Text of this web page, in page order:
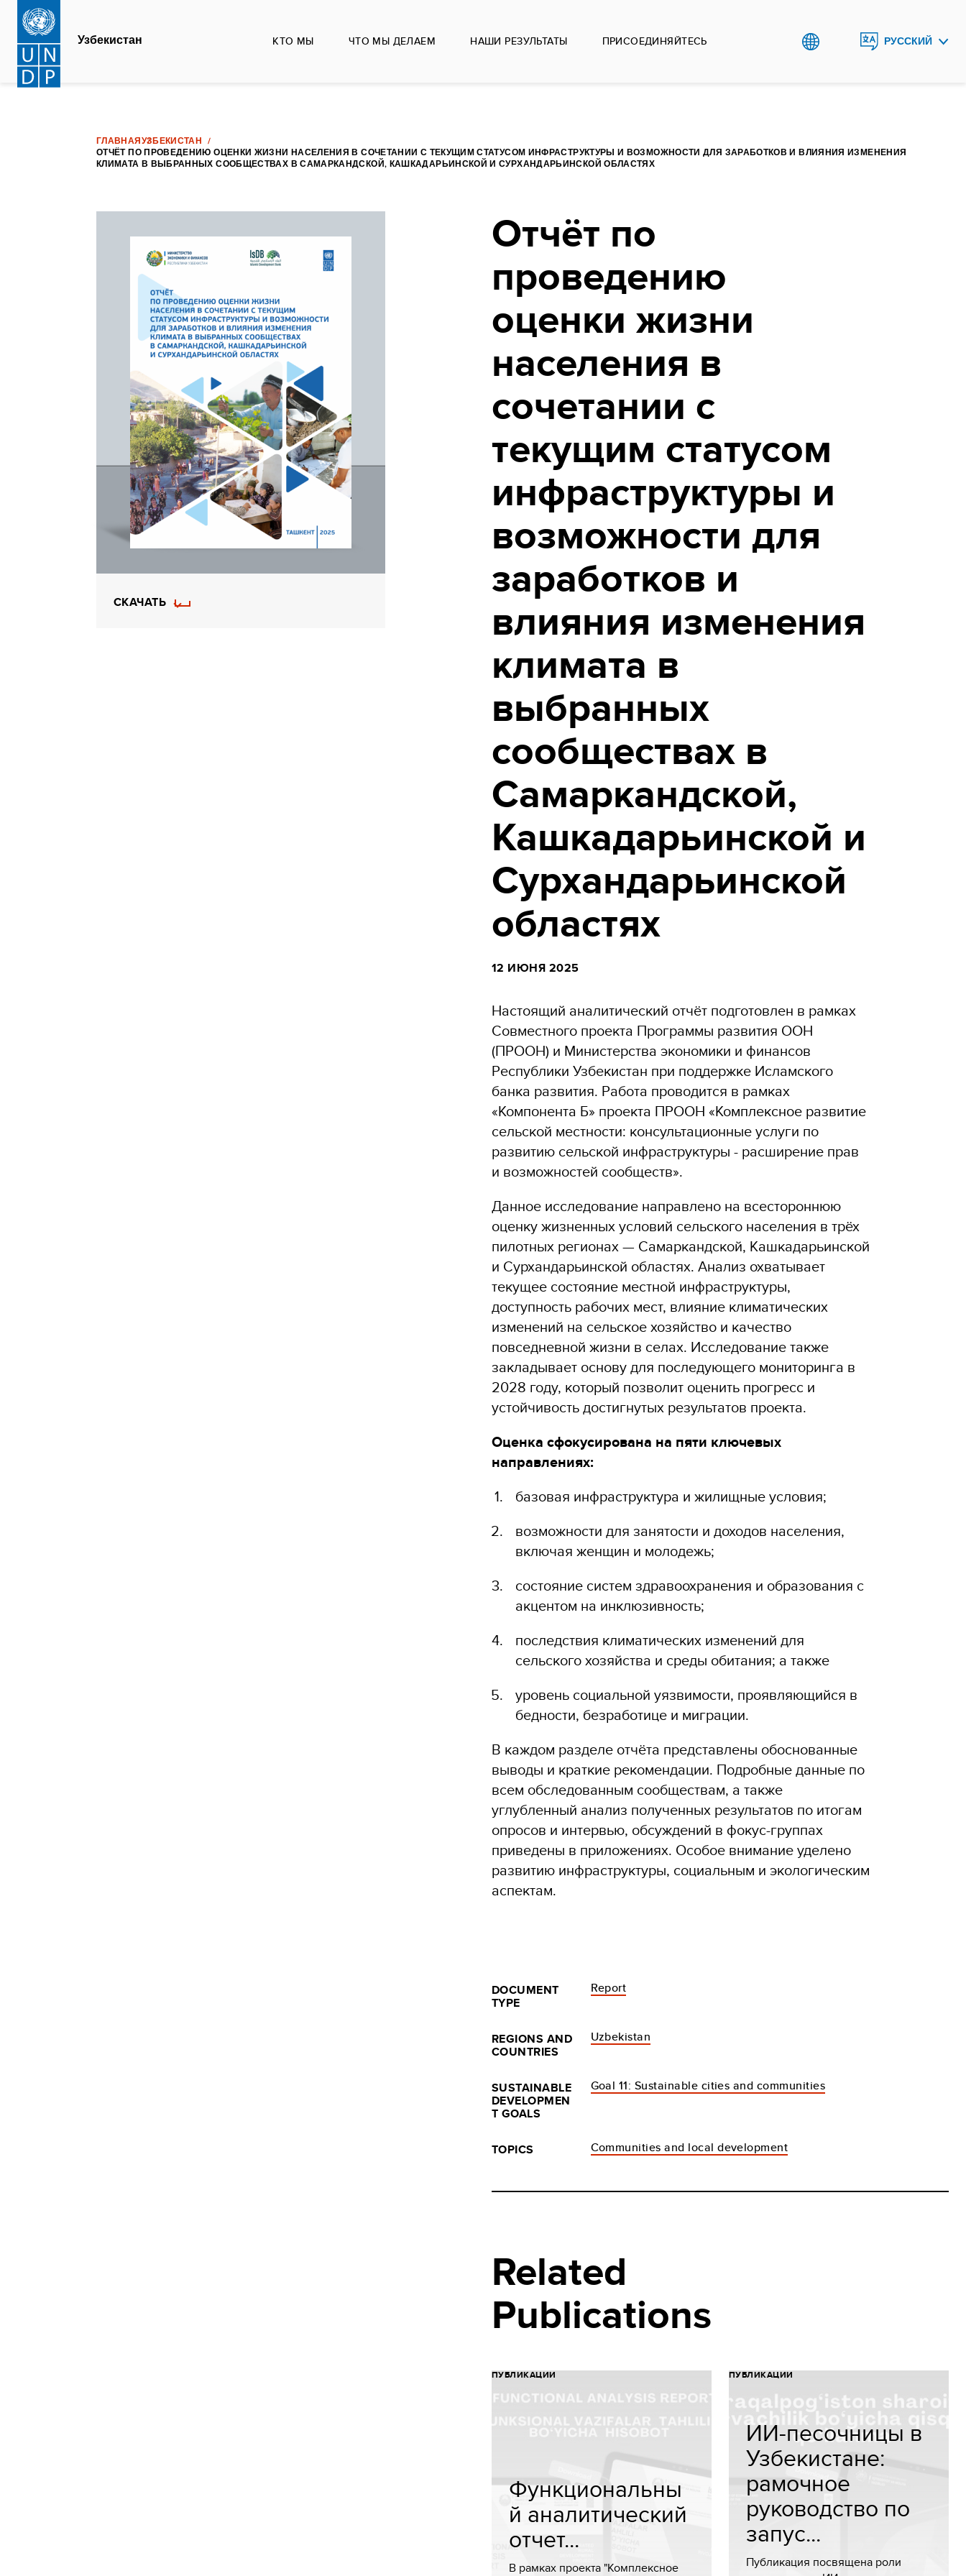
Перейти
основному
содержанию
Узбекистан КТО МЫ ЧТО МЫ ДЕЛАЕМ НАШИ РЕЗУЛЬТАТЫ ПРИСОЕДИНЯЙТЕСЬ РУССКИЙ
ГЛАВНАЯ УЗБЕКИСТАН
ОТЧЁТ ПО ПРОВЕДЕНИЮ ОЦЕНКИ ЖИЗНИ НАСЕЛЕНИЯ В СОЧЕТАНИИ С ТЕКУЩИМ СТАТУСОМ ИНФРАСТРУКТУРЫ И ВОЗМОЖНОСТИ ДЛЯ ЗАРАБОТКОВ И ВЛИЯНИЯ ИЗМЕНЕНИЯ
КЛИМАТА В ВЫБРАННЫХ СООБЩЕСТВАХ В САМАРКАНДСКОЙ, КАШКАДАРЬИНСКОЙ И СУРХАНДАРЬИНСКОЙ ОБЛАСТЯХ
СКАЧАТЬ
Отчёт по
проведению
оценки жизни
населения в
сочетании с
текущим статусом
инфраструктуры и
возможности для
заработков и
влияния изменения
климата в
выбранных
сообществах в
Самаркандской,
Кашкадарьинской и
Сурхандарьинской
областях
12 ИЮНЯ 2025
Настоящий аналитический отчёт подготовлен в рамках
Совместного проекта Программы развития ООН
(ПРООН) и Министерства экономики и финансов
Республики Узбекистан при поддержке Исламского
банка развития. Работа проводится в рамках
«Компонента Б» проекта ПРООН «Комплексное развитие
сельской местности: консультационные услуги по
развитию сельской инфраструктуры - расширение прав
и возможностей сообществ».
Данное исследование направлено на всестороннюю
оценку жизненных условий сельского населения в трёх
пилотных регионах — Самаркандской, Кашкадарьинской
и Сурхандарьинской областях. Анализ охватывает
текущее состояние местной инфраструктуры,
доступность рабочих мест, влияние климатических
изменений на сельское хозяйство и качество
повседневной жизни в селах. Исследование также
закладывает основу для последующего мониторинга в
2028 году, который позволит оценить прогресс и
устойчивость достигнутых результатов проекта.
Оценка сфокусирована на пяти ключевых
направлениях:
базовая инфраструктура и жилищные условия;
возможности для занятости и доходов населения,
включая женщин и молодежь;
состояние систем здравоохранения и образования с
акцентом на инклюзивность;
последствия климатических изменений для
сельского хозяйства и среды обитания; а также
уровень социальной уязвимости, проявляющийся в
бедности, безработице и миграции.
В каждом разделе отчёта представлены обоснованные
выводы и краткие рекомендации. Подробные данные по
всем обследованным сообществам, а также
углубленный анализ полученных результатов по итогам
опросов и интервью, обсуждений в фокус-группах
приведены в приложениях. Особое внимание уделено
развитию инфраструктуры, социальным и экологическим
аспектам.
DOCUMENT
TYPE
Report
REGIONS AND
COUNTRIES
Uzbekistan
SUSTAINABLE
DEVELOPMEN
T GOALS
Goal 11: Sustainable cities and communities
TOPICS Communities and local development
Related
Publications
ПУБЛИКАЦИИ
Функциональны
й аналитический
отчет...
В рамках проекта "Комплексное
ПУБЛИКАЦИИ
ИИ-песочницы в
Узбекистане:
рамочное
руководство по
запус...
Публикация посвящена роли